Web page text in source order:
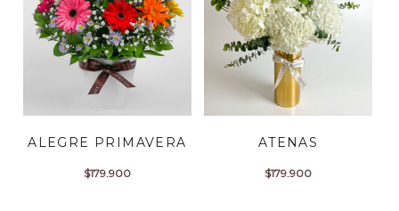
ALEGRE PRIMAVERA
$179.900
ATENAS
$179.900